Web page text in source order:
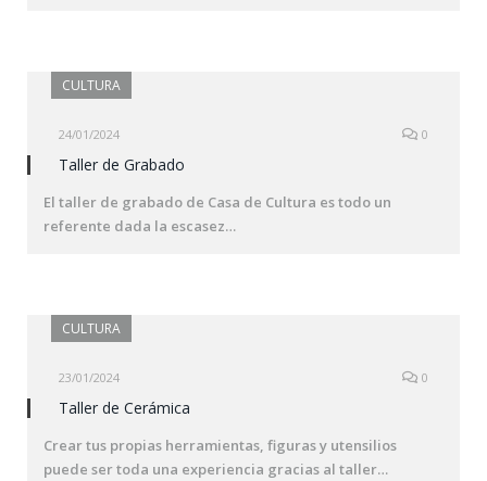
CULTURA
24/01/2024 0
Taller de Grabado
El taller de grabado de Casa de Cultura es todo un
referente dada la escasez…
CULTURA
23/01/2024 0
Taller de Cerámica
Crear tus propias herramientas, figuras y utensilios
puede ser toda una experiencia gracias al taller…